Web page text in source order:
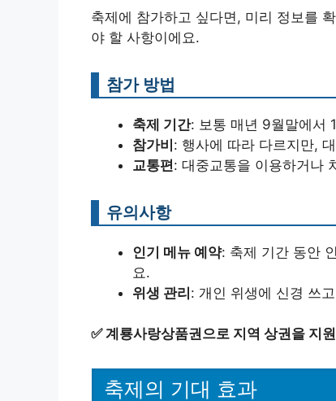
축제에 참가하고 싶다면, 미리 정보를
야 할 사항이에요.
참가 방법
축제 기간: 보통 매년 9월말에서
참가비: 행사에 따라 다르지만,
교통편: 대중교통을 이용하거나
유의사항
인기 메뉴 예약: 축제 기간 동안
요.
위생 관리: 개인 위생에 신경 쓰
✅계룡사랑상품권으로 지역 상권을 지
축제의 기대 효과